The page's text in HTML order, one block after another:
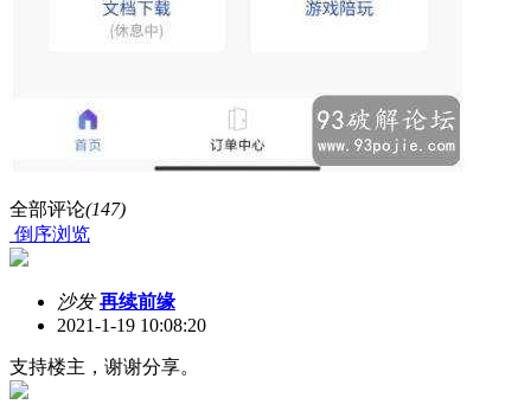
全部评论(147)
倒序浏览
沙发 再续前缘
2021-1-19 10:08:20
支持楼主，谢谢分享。